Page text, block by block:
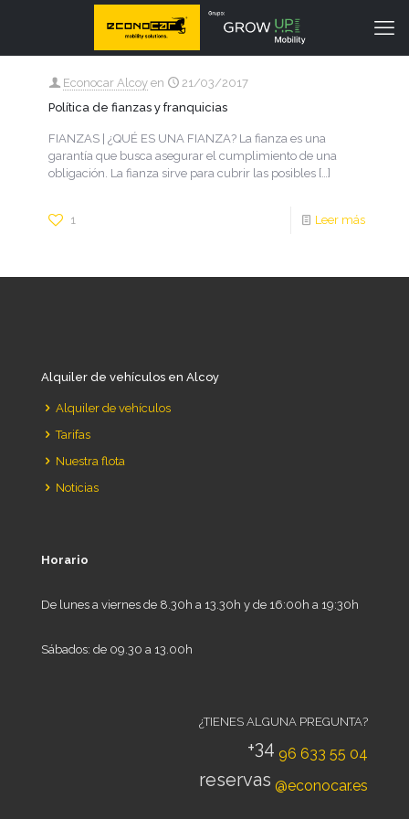
Econocar Alcoy en
21/03/2017
Política de fianzas y franquicias
FIANZAS | ¿QUÉ ES UNA FIANZA? La fianza es una
garantía que busca asegurar el cumplimiento de una
obligación. La fianza sirve para cubrir las posibles […]
1 Leer más
Alquiler de vehículos en Alcoy
Alquiler de vehículos
Tarifas
Nuestra flota
Noticias
Horario
De lunes a viernes de 8.30h a 13.30h y de 16:00h a 19:30h
Sábados: de 09.30 a 13.00h
¿TIENES ALGUNA PREGUNTA?
+34 96 633 55 04
reservas @econocar.es